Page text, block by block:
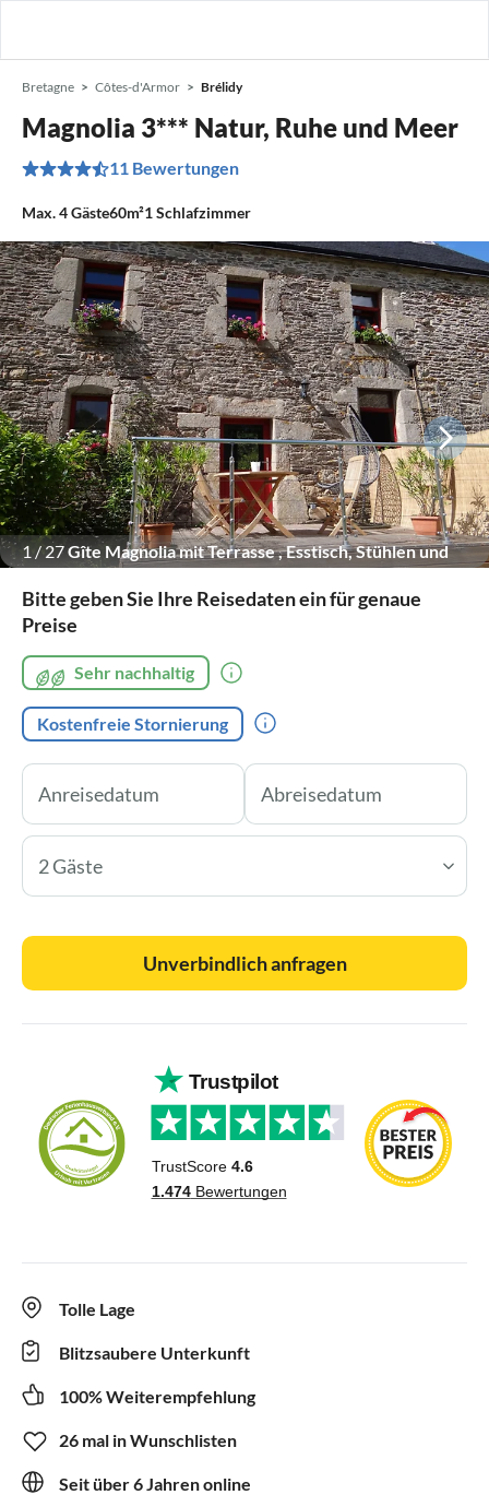
Bretagne Côtes-d'Armor Brélidy
Magnolia 3*** Natur, Ruhe und Meer
11 Bewertungen
Max.4Gäste60m²1Schlafzimmer
1/27Gîte Magnolia mit Terrasse , Esstisch, Stühlen und
Bitte geben Sie Ihre Reisedaten ein für genaue
Preise
Sehr nachhaltig
Kostenfreie Stornierung
2 Gäste
Unverbindlich anfragen
Tolle Lage
Blitzsaubere Unterkunft
100% Weiterempfehlung
26 mal in Wunschlisten
Seit über 6 Jahren online